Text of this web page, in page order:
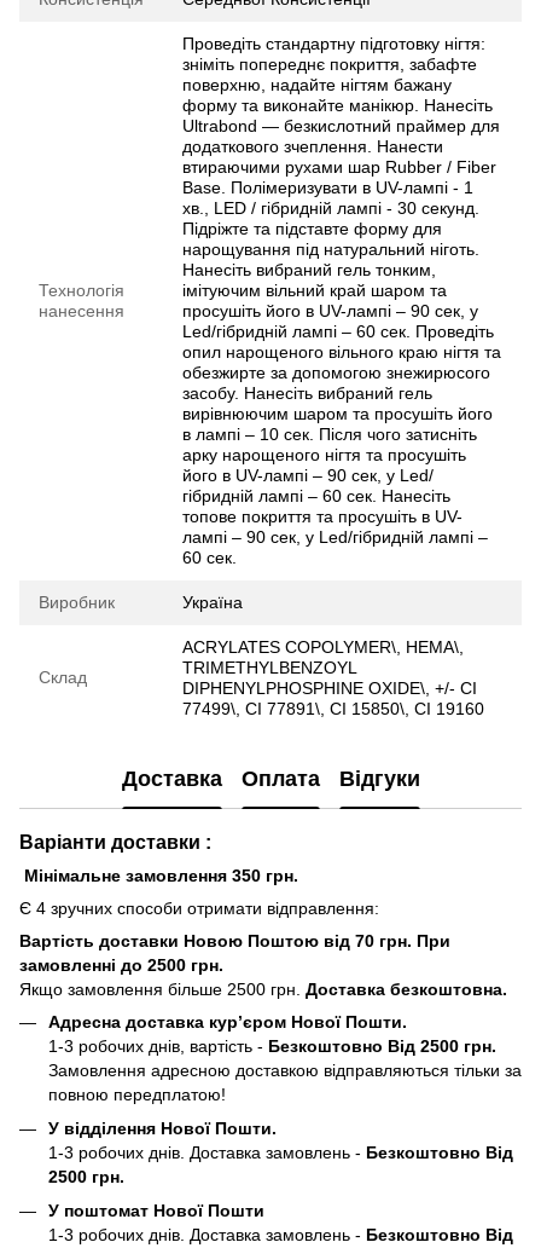
Технологія
нанесення
Проведіть стандартну підготовку нігтя:
зніміть попереднє покриття, забафте
поверхню, надайте нігтям бажану
форму та виконайте манікюр. Нанесіть
Ultrabond — безкислотний праймер для
додаткового зчеплення. Нанести
втираючими рухами шар Rubber / Fiber
Base. Полімеризувати в UV-лампі - 1
хв., LED / гібридній лампі - 30 секунд.
Підріжте та підставте форму для
нарощування під натуральний ніготь.
Нанесіть вибраний гель тонким,
імітуючим вільний край шаром та
просушіть його в UV-лампі – 90 сек, у
Led/гібридній лампі – 60 сек. Проведіть
опил нарощеного вільного краю нігтя та
обезжирте за допомогою знежирюсого
засобу. Нанесіть вибраний гель
вирівнюючим шаром та просушіть його
в лампі – 10 сек. Після чого затисніть
арку нарощеного нігтя та просушіть
його в UV-лампі – 90 сек, у Led/
гібридній лампі – 60 сек. Нанесіть
топове покриття та просушіть в UV-
лампі – 90 сек, у Led/гібридній лампі –
60 сек.
Виробник Україна
Склад
ACRYLATES COPOLYMER\, HEMA\,
TRIMETHYLBENZOYL
DIPHENYLPHOSPHINE OXIDE\, +/- CI
77499\, CI 77891\, CI 15850\, CI 19160
Доставка Оплата Відгуки
Варіанти доставки :
Мінімальне замовлення 350 грн.
Є 4 зручних способи отримати відправлення:
Вартість доставки Новою Поштою від 70 грн. При
замовленні до 2500 грн.
Якщо замовлення більше 2500 грн. Доставка безкоштовна.
Адресна доставка кур’єром Нової Пошти.
1-3 робочих днів, вартість - Безкоштовно Від 2500 грн.
Замовлення адресною доставкою відправляються тільки за
повною передплатою!
У відділення Нової Пошти.
1-3 робочих днів. Доставка замовлень - Безкоштовно Від
2500 грн.
У поштомат Нової Пошти
1-3 робочих днів. Доставка замовлень - Безкоштовно Від